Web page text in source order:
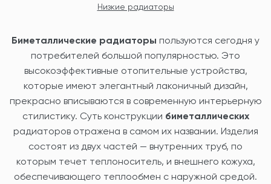
Низкие радиаторы
Биметаллические радиаторы пользуются сегодня у
потребителей большой популярностью. Это
высокоэффективные отопительные устройства,
которые имеют элегантный лаконичный дизайн,
прекрасно вписываются в современную интерьерную
стилистику. Суть конструкции биметаллических
радиаторов отражена в самом их названии. Изделия
состоят из двух частей — внутренних труб, по
которым течет теплоноситель, и внешнего кожуха,
обеспечивающего теплообмен с наружной средой.